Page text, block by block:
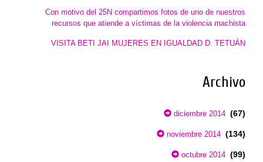
Con motivo del 25N compartimos fotos de uno de nuestros
recursos que atiende a víctimas de la violencia machista
VISITA BETI JAI MUJERES EN IGUALDAD D. TETUÁN
Archivo
diciembre 2014 (67)
noviembre 2014 (134)
octubre 2014 (99)